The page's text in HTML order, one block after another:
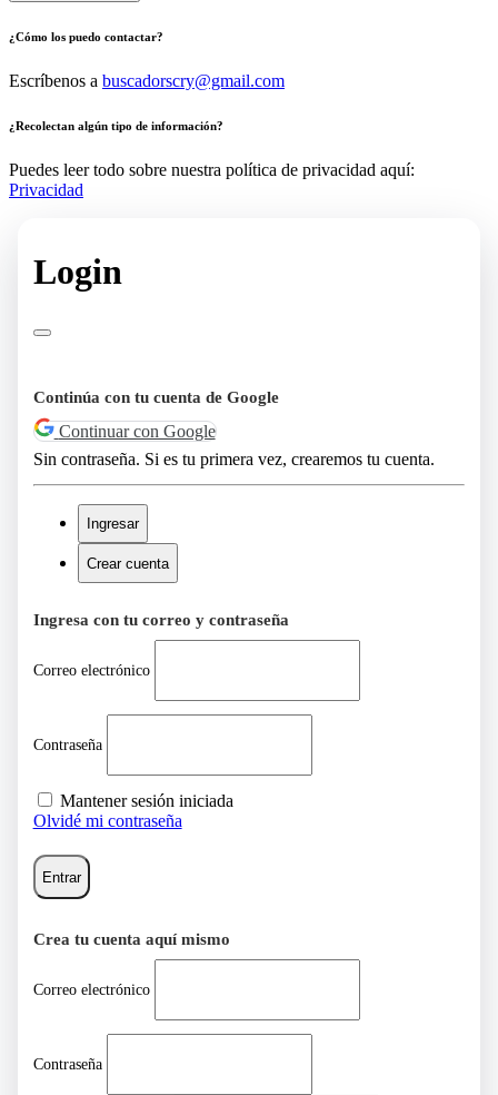
¿Cómo los puedo contactar?
Escríbenos a buscadorscry@gmail.com
¿Recolectan algún tipo de información?
Puedes leer todo sobre nuestra política de privacidad aquí:
Privacidad
Login
Continúa con tu cuenta de Google
Continuar con Google
Sin contraseña. Si es tu primera vez, crearemos tu cuenta.
Ingresar
Crear cuenta
Ingresa con tu correo y contraseña
Correo electrónico
Contraseña
Mantener sesión iniciada
Olvidé mi contraseña
Entrar
Crea tu cuenta aquí mismo
Correo electrónico
Contraseña